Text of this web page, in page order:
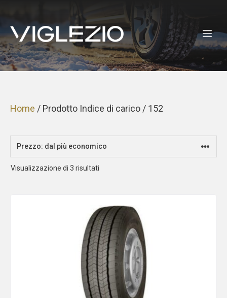
contenuto
Home / Prodotto Indice di carico / 152
Visualizzazione di 3 risultati